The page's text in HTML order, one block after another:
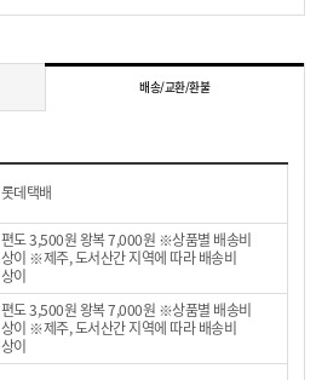
배송/교환/환불
롯데택배
편도 3,500원 왕복 7,000원 ※상품별 배송비
상이 ※제주, 도서산간 지역에 따라 배송비
상이
편도 3,500원 왕복 7,000원 ※상품별 배송비
상이 ※제주, 도서산간 지역에 따라 배송비
상이